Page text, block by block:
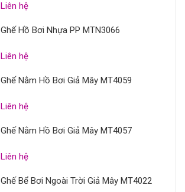
Liên hệ
Ghế Hồ Bơi Nhựa PP MTN3066
Liên hệ
Ghế Nằm Hồ Bơi Giả Mây MT4059
Liên hệ
Ghế Nằm Hồ Bơi Giả Mây MT4057
Liên hệ
Ghế Bể Bơi Ngoài Trời Giả Mây MT4022